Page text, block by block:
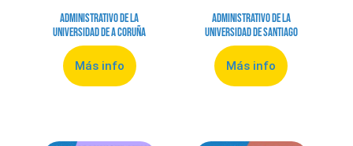
Administrativo de la
Universidad de A Coruña
Más info
Administrativo de la
Universidad de Santiago
Más info